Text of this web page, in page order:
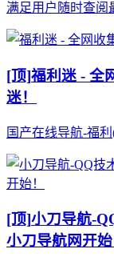
满足用户随时查阅
[顶]福利迷 - 全
迷！
国产在线导航-福
[顶]小刀导航-
小刀导航网开始